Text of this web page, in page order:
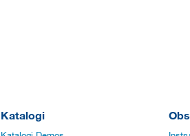
Katalogi